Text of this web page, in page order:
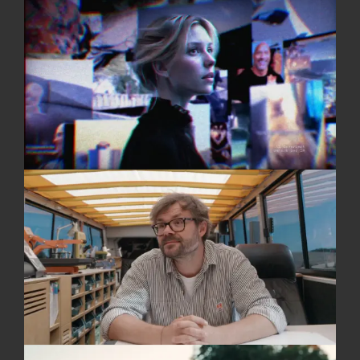
KOMMENTAR
Henrik Wöhler
VOICE OVER
Luise Georgi
Mirko Kasimir
Marcus Fitsch